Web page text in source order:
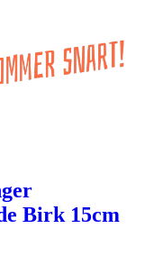
Birk 15cm